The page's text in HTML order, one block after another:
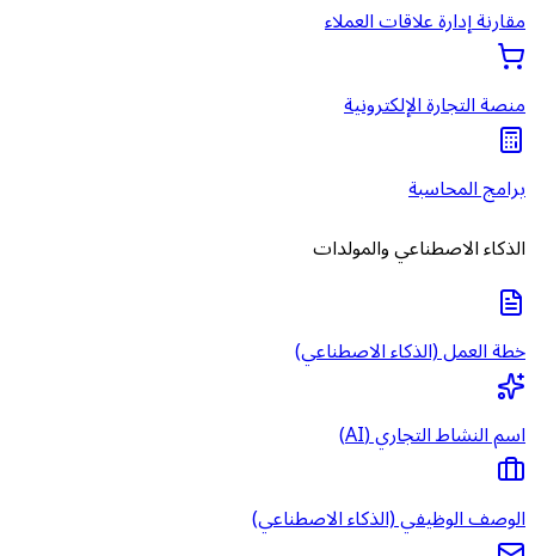
مقارنة إدارة علاقات العملاء
منصة التجارة الإلكترونية
برامج المحاسبة
الذكاء الاصطناعي والمولدات
خطة العمل (الذكاء الاصطناعي)
اسم النشاط التجاري (AI)
الوصف الوظيفي (الذكاء الاصطناعي)